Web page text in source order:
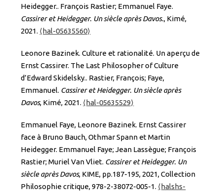
Heidegger.. François Rastier; Emmanuel Faye.
Cassirer et Heidegger. Un siècle après Davos., Kimé,
2021. ⟨hal-05635560⟩
Leonore Bazinek. Culture et rationalité. Un aperçu de
Ernst Cassirer. The Last Philosopher of Culture
d’Edward Skidelsky.. Rastier, François; Faye,
Emmanuel. Cassirer et Heidegger. Un siècle après
Davos, Kimé, 2021. ⟨hal-05635529⟩
Emmanuel Faye, Leonore Bazinek. Ernst Cassirer
face à Bruno Bauch, Othmar Spann et Martin
Heidegger. Emmanuel Faye; Jean Lassègue; François
Rastier; Muriel Van Vliet. Cassirer et Heidegger. Un
siècle après Davos, KIME, pp.187-195, 2021, Collection
Philosophie critique, 978-2-38072-005-1. ⟨halshs-